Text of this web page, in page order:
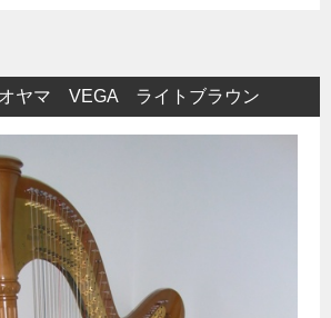
ヤマ VEGA ライトブラウン